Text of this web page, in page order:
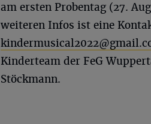
am ersten Probentag (27.
weiteren Infos ist eine
Kinderteam der FeG
Stöckmann.